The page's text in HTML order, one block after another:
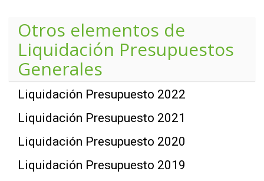
Otros elementos de
Liquidación Presupuestos
Generales
Liquidación Presupuesto 2022
Liquidación Presupuesto 2021
Liquidación Presupuesto 2020
Liquidación Presupuesto 2019